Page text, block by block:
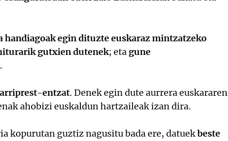
handiagoak egin dituzte euskaraz mintzatzeko
gutxien dutenek; eta gune
.
entzat. Denek egin dute aurrera euskararen
ahobizi euskaldun hartzaileak izan dira.
kopurutan guztiz nagusitu bada ere, datuekbeste